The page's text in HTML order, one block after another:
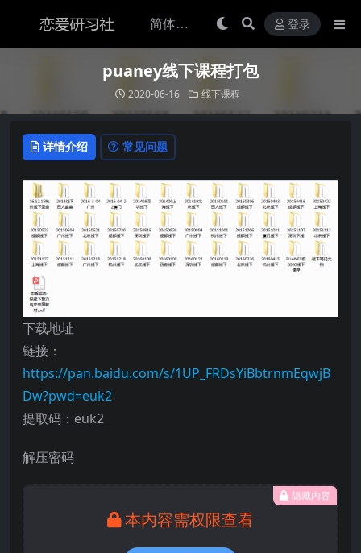
登录
puaney线下课程打包
2020-06-16 线下课程
详情介绍 常见问题
下载地址
链接：
https://pan.baidu.com/s/1UP_FRDsYiBbtrnmEqwjB
Dw?pwd=euk2
提取码：euk2
解压密码
隐藏内容
本内容需权限查看